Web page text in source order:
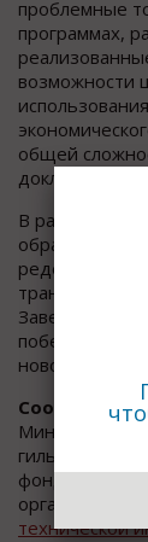
проблемные
программах,
возможности
общей
докладов.
В рамках
транспорту
Завершением
победителей
нового
Министерство
гильдия
фонд Н. Д.
организация «
технической